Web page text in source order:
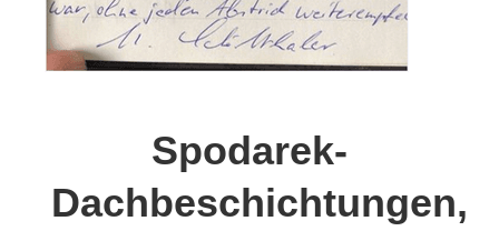
Spodarek-
Dachbeschichtungen,